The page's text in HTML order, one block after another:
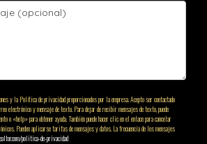
y la Política de privacidad proporcionados por la empresa. Acepto ser contactado
electrónico y mensaje de texto. Para dejar de recibir mensajes de texto, puede
o «help» para obtener ayuda. También puede hacer clic en el enlace para cancelar
Pueden aplicarse tarifas de mensajes y datos. La frecuencia de los mensajes
politica-de-privacidad